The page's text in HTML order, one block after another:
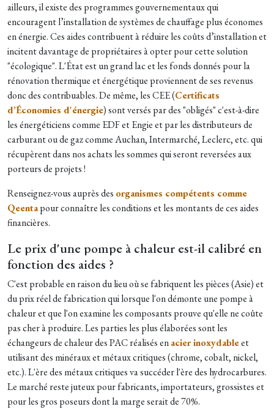
ailleurs, il existe des programmes gouvernementaux qui
encouragent l’installation de systèmes de chauffage plus économes
en énergie. Ces aides contribuent à réduire les coûts d’installation et
incitent davantage de propriétaires à opter pour cette solution
"écologique". L'État est un grand lac et les fonds donnés pour la
rénovation thermique et énergétique proviennent de ses revenus
donc des contribuables. De même, les CEE (Certificats
d’Économies d'énergie) sont versés par des "obligés" c'est-à-dire
les énergéticiens comme EDF et Engie et par les distributeurs de
carburant ou de gaz comme Auchan, Intermarché, Leclerc, etc. qui
récupèrent dans nos achats les sommes qui seront reversées aux
porteurs de projets !
Renseignez-vous auprès des organismes compétents comme
Qeentapour connaître les conditions et les montants de ces aides
financières.
Le prix d'une pompe à chaleur est-il calibré en
fonction des aides ?
C'est probable en raison du lieu où se fabriquent les pièces (Asie) et
du prix réel de fabrication qui lorsque l'on démonte une pompe à
chaleur et que l'on examine les composants prouve qu'elle ne coûte
pas cher à produire. Les parties les plus élaborées sont les
échangeurs de chaleur des PAC réalisés enacier inoxydableet
utilisant des minéraux et métaux critiques (chrome, cobalt, nickel,
etc.). L'ère des métaux critiques va succéder l'ère des hydrocarbures.
Le marché reste juteux pour fabricants, importateurs, grossistes et
pour les gros poseurs dont la marge serait de 70%.